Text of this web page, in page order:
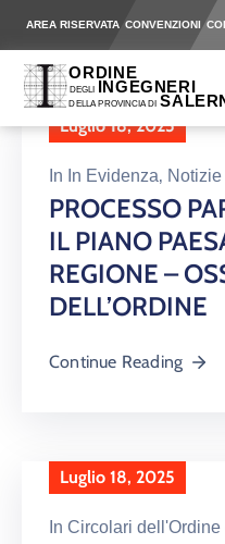
AREA RISERVATA CONVENZIONI
Luglio 18, 2025
In In Evidenza‚ Notizie
PROCESSO
IL PIANO
REGIONE –
DELL’ORDINE
Continue Reading
Luglio 18, 2025
In Circolari